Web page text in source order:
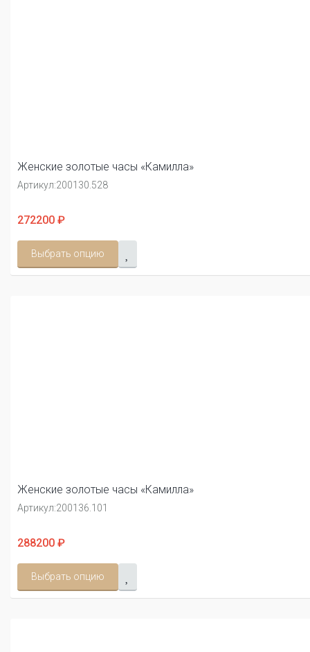
Женские золотые часы «Камилла»
Артикул:200130.528
272200 ₽
Выбрать опцию
Женские золотые часы «Камилла»
Артикул:200136.101
288200 ₽
Выбрать опцию